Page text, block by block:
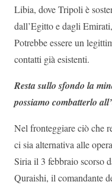
Libia, dove Tripoli è
dall’Egitto e dagli
Potrebbe essere un
contatti già esistenti.
Resta sullo sfondo la
possiamo combatterlo
Nel fronteggiare ciò che
ci sia alternativa alle
Siria il 3 febbraio scorso
Quraishi, il comandante